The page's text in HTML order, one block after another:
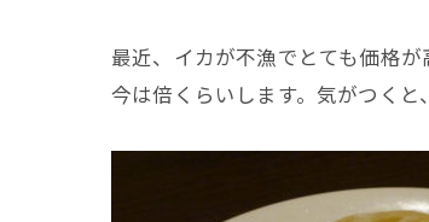
最近、イカが不漁でとても価格
今は倍くらいします。気がつくと